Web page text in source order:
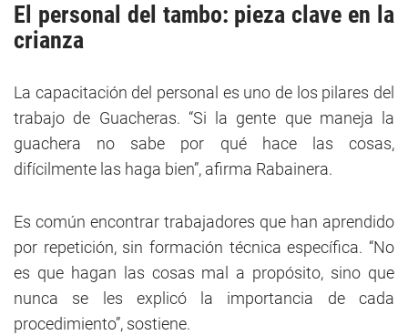
El personal del tambo: pieza clave en la
crianza
La capacitación del personal es uno de los pilares del
trabajo de Guacheras. “Si la gente que maneja la
guachera no sabe por qué hace las cosas,
difícilmente las haga bien”, afirma Rabainera.
Es común encontrar trabajadores que han aprendido
por repetición, sin formación técnica específica. “No
es que hagan las cosas mal a propósito, sino que
nunca se les explicó la importancia de cada
procedimiento”, sostiene.